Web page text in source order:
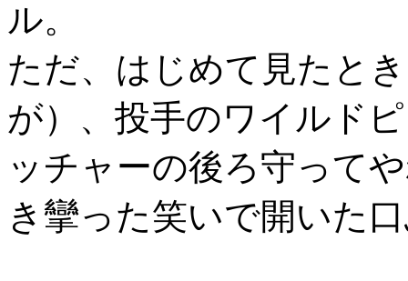
ル。
ただ、はじめて見たと
が）、投手のワイルド
ッチャーの後ろ守って
き攣った笑いで開いた